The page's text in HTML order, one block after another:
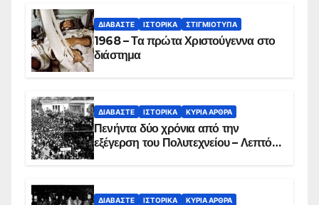
ΔΙΑΒΆΣΤΕ ΙΣΤΟΡΙΚΆ ΣΤΙΓΜΙΌΤΥΠΑ
1968 – Τα πρώτα Χριστούγεννα στο
διάστημα
ΔΙΑΒΆΣΤΕ ΙΣΤΟΡΙΚΆ ΚΥΡΙΑ ΑΡΘΡΑ
Πενήντα δύο χρόνια από την
εξέγερση του Πολυτεχνείου – Λεπτό
ΔΙΑΒΆΣΤΕ ΙΣΤΟΡΙΚΆ ΚΥΡΙΑ ΑΡΘΡΑ